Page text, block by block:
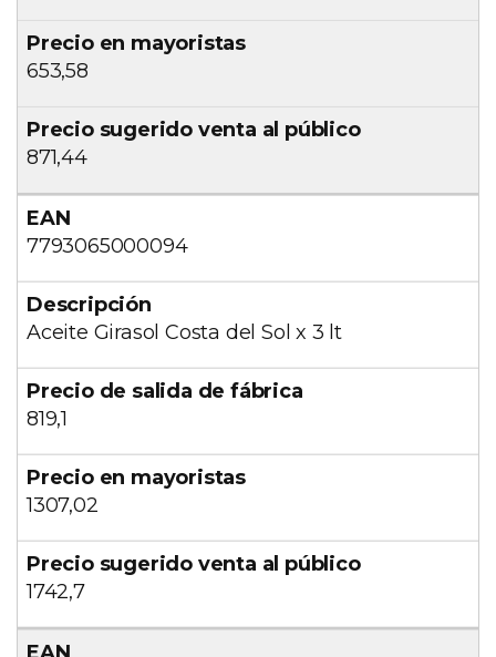
653,58
871,44
7793065000094
Aceite Girasol Costa del Sol x 3 lt
819,1
1307,02
1742,7